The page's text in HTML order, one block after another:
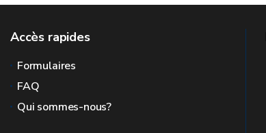
Accès rapides
Formulaires
FAQ
Qui sommes-nous?